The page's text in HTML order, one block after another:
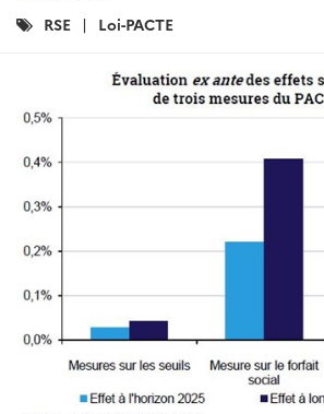
Catégories
RSE Loi-PACTE